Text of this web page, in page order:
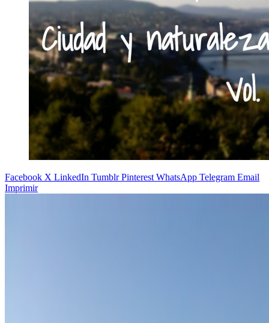
Facebook X LinkedIn Tumblr Pinterest WhatsApp Telegram Email
Imprimir